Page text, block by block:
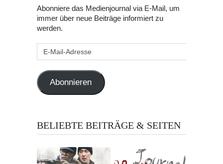
Abonniere das Medienjournal via E-Mail, um
immer über neue Beiträge informiert zu
werden.
Abonnieren
BELIEBTE BEITRÄGE & SEITEN